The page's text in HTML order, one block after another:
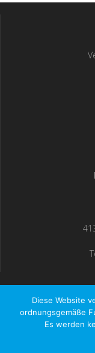
© 2026 Teguma
Diese Website
ordnungsgemäße
Es werden